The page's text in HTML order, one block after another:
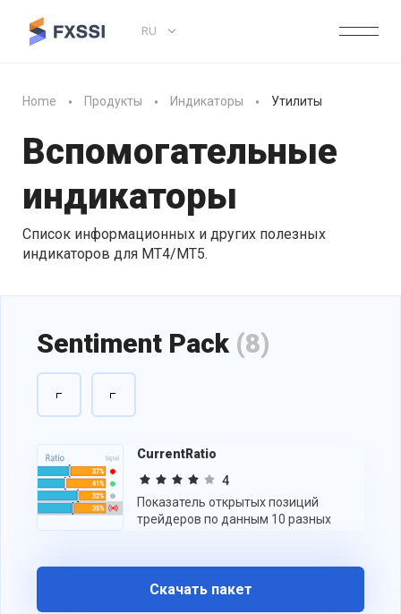
RU
Home Продукты Индикаторы Утилиты
Вспомогательные
индикаторы
Список информационных и других полезных
индикаторов для МТ4/MT5.
Sentiment Pack (8)
CurrentRatio
4
Показатель открытых позиций
трейдеров по данным 10 разных
Скачать пакет